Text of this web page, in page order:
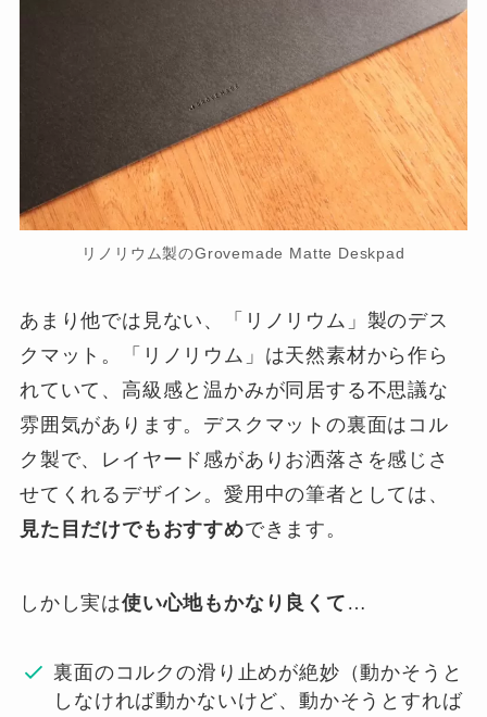
リノリウム製のGrovemade Matte Deskpad
あまり他では見ない、「リノリウム」製のデス
クマット。「リノリウム」は天然素材から作ら
れていて、高級感と温かみが同居する不思議な
雰囲気があります。デスクマットの裏面はコル
ク製で、レイヤード感がありお洒落さを感じさ
せてくれるデザイン。愛用中の筆者としては、
見た目だけでもおすすめできます。
しかし実は使い心地もかなり良くて …
裏面のコルクの滑り止めが絶妙（動かそうと
しなければ動かないけど、動かそうとすれば